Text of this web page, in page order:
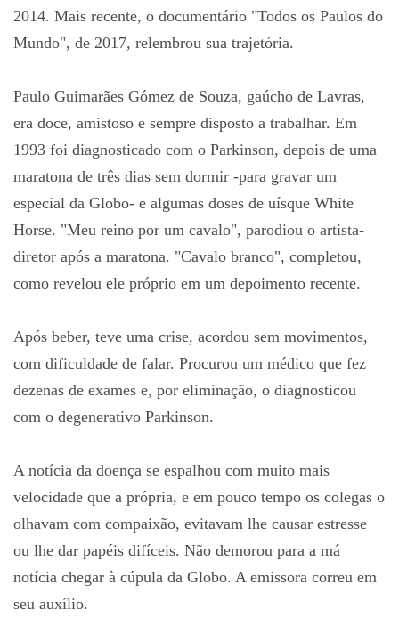
2014. Mais recente, o documentário "Todos os Paulos do
Mundo", de 2017, relembrou sua trajetória.
Paulo Guimarães Gómez de Souza, gaúcho de Lavras,
era doce, amistoso e sempre disposto a trabalhar. Em
1993 foi diagnosticado com o Parkinson, depois de uma
maratona de três dias sem dormir -para gravar um
especial da Globo- e algumas doses de uísque White
Horse. "Meu reino por um cavalo", parodiou o artista-
diretor após a maratona. "Cavalo branco", completou,
como revelou ele próprio em um depoimento recente.
Após beber, teve uma crise, acordou sem movimentos,
com dificuldade de falar. Procurou um médico que fez
dezenas de exames e, por eliminação, o diagnosticou
com o degenerativo Parkinson.
A notícia da doença se espalhou com muito mais
velocidade que a própria, e em pouco tempo os colegas o
olhavam com compaixão, evitavam lhe causar estresse
ou lhe dar papéis difíceis. Não demorou para a má
notícia chegar à cúpula da Globo. A emissora correu em
seu auxílio.